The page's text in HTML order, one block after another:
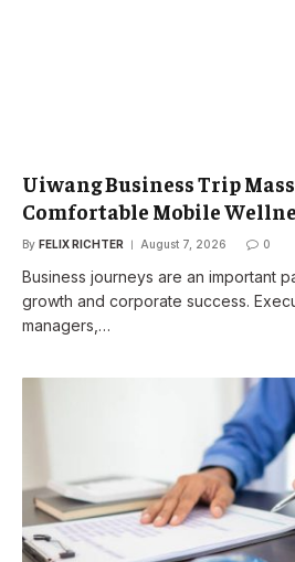
Uiwang Business Trip
Comfortable Mobile
By FELIX RICHTER August 7, 2026 0
Business journeys are an important
growth and corporate success.
managers,…